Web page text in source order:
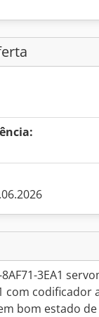
3EA1
com codificador
bom estado